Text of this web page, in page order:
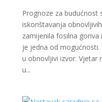
Prognoze za budućnost
iskorištavanja
zamijenila fosilna
je jedna od
u obnovljivi izvor. Vjetar
u...